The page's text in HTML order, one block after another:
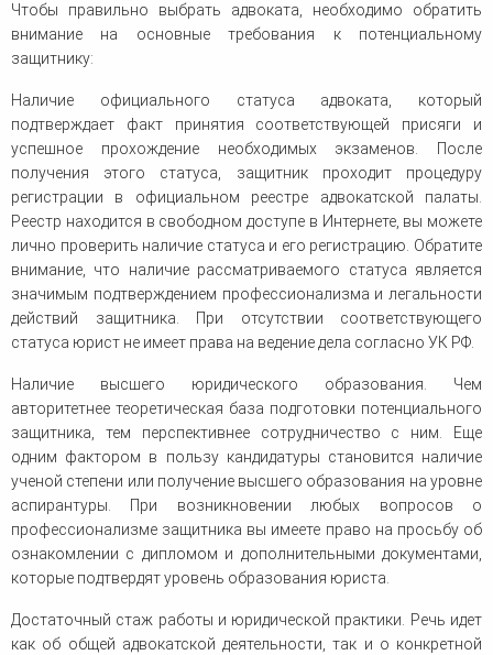
Чтобы правильно выбрать адвоката, необходимо обратить
внимание на основные требования к потенциальному
защитнику:
Наличие официального статуса адвоката, который
подтверждает факт принятия соответствующей присяги и
успешное прохождение необходимых экзаменов. После
получения этого статуса, защитник проходит процедуру
регистрации в официальном реестре адвокатской палаты.
Реестр находится в свободном доступе в Интернете, вы можете
лично проверить наличие статуса и его регистрацию. Обратите
внимание, что наличие рассматриваемого статуса является
значимым подтверждением профессионализма и легальности
действий защитника. При отсутствии соответствующего
статуса юрист не имеет права на ведение дела согласно УК РФ.
Наличие высшего юридического образования. Чем
авторитетнее теоретическая база подготовки потенциального
защитника, тем перспективнее сотрудничество с ним. Еще
одним фактором в пользу кандидатуры становится наличие
ученой степени или получение высшего образования на уровне
аспирантуры. При возникновении любых вопросов о
профессионализме защитника вы имеете право на просьбу об
ознакомлении с дипломом и дополнительными документами,
которые подтвердят уровень образования юриста.
Достаточный стаж работы и юридической практики. Речь идет
как об общей адвокатской деятельности, так и о конкретной